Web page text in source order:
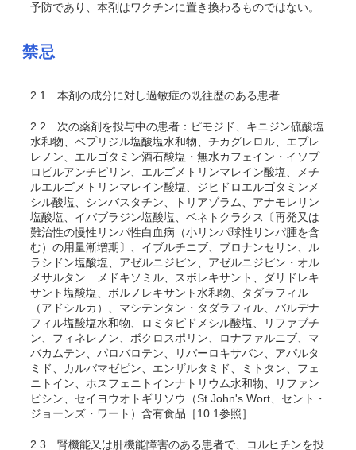
予防であり、本剤はワクチンに置き換わるものではない。
禁忌
2.1 本剤の成分に対し過敏症の既往歴のある患者
2.2 次の薬剤を投与中の患者：ピモジド、キニジン硫酸塩
水和物、ベプリジル塩酸塩水和物、チカグレロル、エプレ
レノン、エルゴタミン酒石酸塩・無水カフェイン・イソプ
ロピルアンチピリン、エルゴメトリンマレイン酸塩、メチ
ルエルゴメトリンマレイン酸塩、ジヒドロエルゴタミンメ
シル酸塩、シンバスタチン、トリアゾラム、アナモレリン
塩酸塩、イバブラジン塩酸塩、ベネトクラクス〔再発又は
難治性の慢性リンパ性白血病（小リンパ球性リンパ腫を含
む）の用量漸増期〕、イブルチニブ、ブロナンセリン、ル
ラシドン塩酸塩、アゼルニジピン、アゼルニジピン・オル
メサルタン メドキソミル、スボレキサント、ダリドレキ
サント塩酸塩、ボルノレキサント水和物、タダラフィル
（アドシルカ）、マシテンタン・タダラフィル、バルデナ
フィル塩酸塩水和物、ロミタピドメシル酸塩、リファブチ
ン、フィネレノン、ボクロスポリン、ロナファルニブ、マ
バカムテン、 パロバロテン、
リバーロキサバン、アパルタ
ミド、カルバマゼピン、エンザルタミド、ミトタン、フェ
ニトイン、ホスフェニトインナトリウム水和物、リファン
ピシン、セイヨウオトギリソウ（St.John's Wort、セント・
ジョーンズ・ワート）含有食品［10.1参照］
2.3 腎機能又は肝機能障害のある患者で、コルヒチンを投